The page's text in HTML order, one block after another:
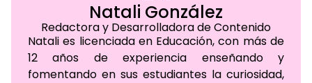
Natali González
Redactora y Desarrolladora de Contenido
Natali es licenciada en Educación, con más de
12 años de experiencia enseñando y
fomentando en sus estudiantes la curiosidad,